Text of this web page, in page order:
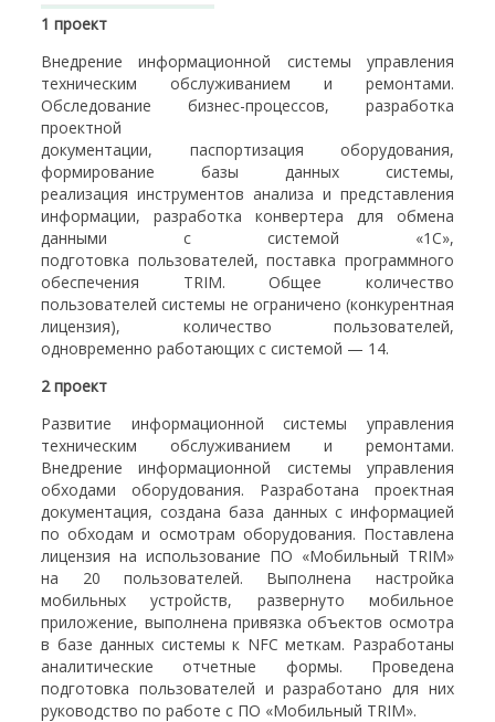
1 проект
Внедрение информационной системы управления
техническим обслуживанием и ремонтами.
Обследование бизнес-процессов, разработка
проектной
документации, паспортизация оборудования,
формирование базы данных системы,
реализация инструментов анализа и представления
информации, разработка конвертера для обмена
данными с системой «1С»,
подготовка пользователей, поставка программного
обеспечения TRIM. Общее количество
пользователей системы не ограничено (конкурентная
лицензия), количество пользователей,
одновременно работающих с системой — 14.
2 проект
Развитие информационной системы управления
техническим обслуживанием и ремонтами.
Внедрение информационной системы управления
обходами оборудования. Разработана проектная
документация, создана база данных с информацией
по обходам и осмотрам оборудования. Поставлена
лицензия на использование ПО «Мобильный TRIM»
на 20 пользователей. Выполнена настройка
мобильных устройств, развернуто мобильное
приложение, выполнена привязка объектов осмотра
в базе данных системы к NFC меткам. Разработаны
аналитические отчетные формы. Проведена
подготовка пользователей и разработано для них
руководство по работе с ПО «Мобильный TRIM».